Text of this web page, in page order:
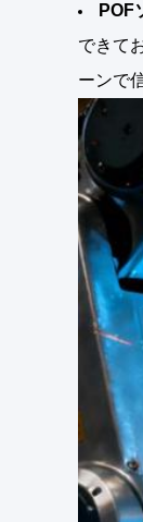
POF
できて
ーンで